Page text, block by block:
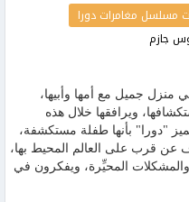
مسلسل مغامرات دورا
جازم
من العمر 7 أعوام في منزل جميل مع أمها وأبيها،
ويرافقها خلال هذه
"دورا" بأنها طفلة مستكشفة،
عن قرب على العالم المحيط بها،
المحيِّرة، ويفكرون في